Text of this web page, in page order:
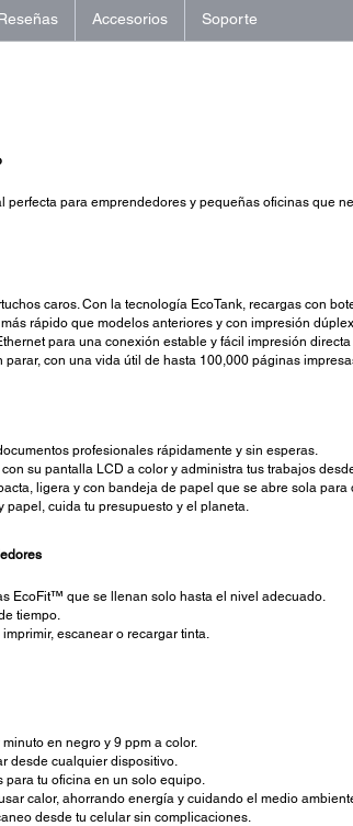
Accesorios Soporte
perfecta para emprendedores y pequeñas oficinas que
caros. Con la tecnología EcoTank, recargas con
rápido que modelos anteriores y con impresión
para una conexión estable y fácil impresión
con una vida útil de hasta 100,000 páginas
profesionales rápidamente y sin esperas.
su pantalla LCD a color y administra tus trabajos
ligera y con bandeja de papel que se abre sola para
cuida tu presupuesto y el planeta.
EcoFit™ que se llenan solo hasta el nivel adecuado.
tiempo.
escanear o recargar tinta.
en negro y 9 ppm a color.
desde cualquier dispositivo.
para tu oficina en un solo equipo.
calor, ahorrando energía y cuidando el medio
desde tu celular sin complicaciones.